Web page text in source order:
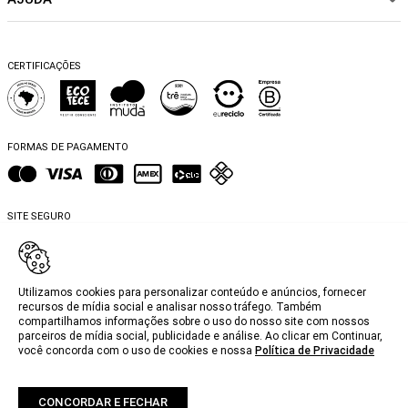
Utilizamos cookies para personalizar conteúdo e anúncios, fornecer
recursos de mídia social e analisar nosso tráfego. Também
compartilhamos informações sobre o uso do nosso site com nossos
parceiros de mídia social, publicidade e análise. Ao clicar em Continuar,
você concorda com o uso de cookies e nossa Política de Privacidade
CONCORDAR E FECHAR
SALE
Sustentabilidade
Trocas e Devoluções
Perguntas Frequentes
Blog
Dicas de cuidados
Falar no WhatsApp
CERTIFICAÇÕES
FORMAS DE PAGAMENTO
SITE SEGURO
@2025, MyBasic.com.br.
CNPJ. 15.242.804/0001-74 Rua Groenlândia, 1446 - Jardim América, São Paulo -
vetada a sua reprodução, total ou parcial.